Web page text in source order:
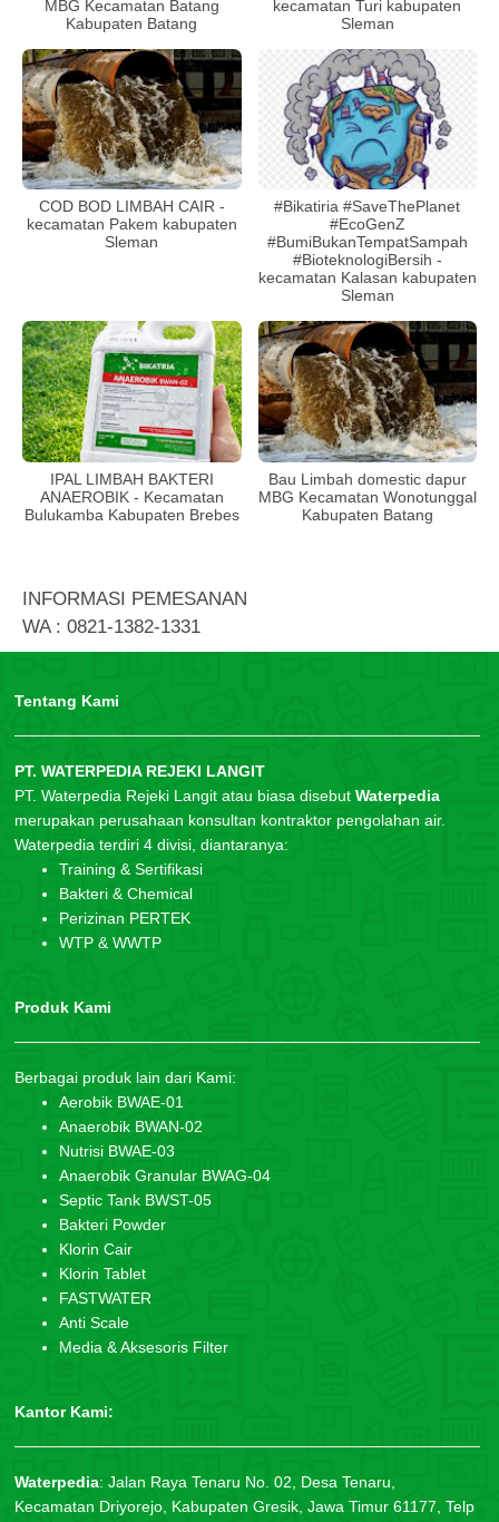
MBG Kecamatan Batang
Kabupaten Batang
kecamatan Turi kabupaten
Sleman
COD BOD LIMBAH CAIR -
kecamatan Pakem kabupaten
Sleman
#Bikatiria #SaveThePlanet
#EcoGenZ
#BumiBukanTempatSampah
#BioteknologiBersih -
kecamatan Kalasan kabupaten
Sleman
IPAL LIMBAH BAKTERI
ANAEROBIK - Kecamatan
Bulukamba Kabupaten Brebes
Bau Limbah domestic dapur
MBG Kecamatan Wonotunggal
Kabupaten Batang
INFORMASI PEMESANAN
WA : 0821-1382-1331
Tentang Kami
PT. WATERPEDIA REJEKI LANGIT
PT. Waterpedia Rejeki Langit atau biasa disebut Waterpedia
merupakan perusahaan konsultan kontraktor pengolahan air.
Waterpedia terdiri 4 divisi, diantaranya:
Training & Sertifikasi
Bakteri & Chemical
Perizinan PERTEK
WTP & WWTP
Produk Kami
Berbagai produk lain dari Kami:
Aerobik BWAE-01
Anaerobik BWAN-02
Nutrisi BWAE-03
Anaerobik Granular BWAG-04
Septic Tank BWST-05
Bakteri Powder
Klorin Cair
Klorin Tablet
FASTWATER
Anti Scale
Media & Aksesoris Filter
Kantor Kami:
Waterpedia: Jalan Raya Tenaru No. 02, Desa Tenaru,
Kecamatan Driyorejo, Kabupaten Gresik, Jawa Timur 61177, Telp